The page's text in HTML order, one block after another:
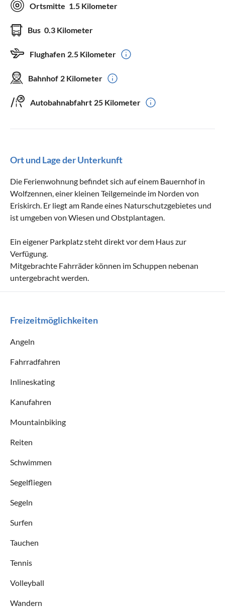
Ortsmitte 1.5 Kilometer
Bus 0.3 Kilometer
Flughafen 2.5 Kilometer
Bahnhof 2 Kilometer
Autobahnabfahrt 25 Kilometer
Ort und Lage der Unterkunft
Die Ferienwohnung befindet sich auf einem Bauernhof in
Wolfzennen, einer kleinen Teilgemeinde im Norden von
Eriskirch. Er liegt am Rande eines Naturschutzgebietes und
ist umgeben von Wiesen und Obstplantagen.
Ein eigener Parkplatz steht direkt vor dem Haus zur
Verfügung.
Mitgebrachte Fahrräder können im Schuppen nebenan
untergebracht werden.
Freizeitmöglichkeiten
Angeln
Fahrradfahren
Inlineskating
Kanufahren
Mountainbiking
Reiten
Schwimmen
Segelfliegen
Segeln
Surfen
Tauchen
Tennis
Volleyball
Wandern